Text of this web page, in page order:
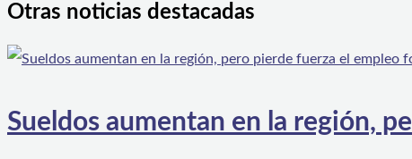
Otras noticias destacadas
Sueldos aumentan en la región,